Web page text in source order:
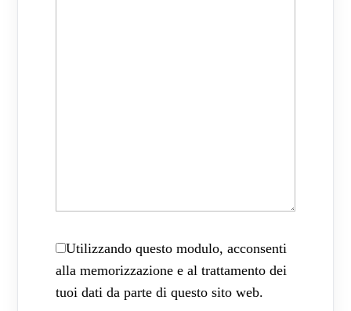
Utilizzando questo modulo, acconsenti
alla memorizzazione e al trattamento dei
tuoi dati da parte di questo sito web.